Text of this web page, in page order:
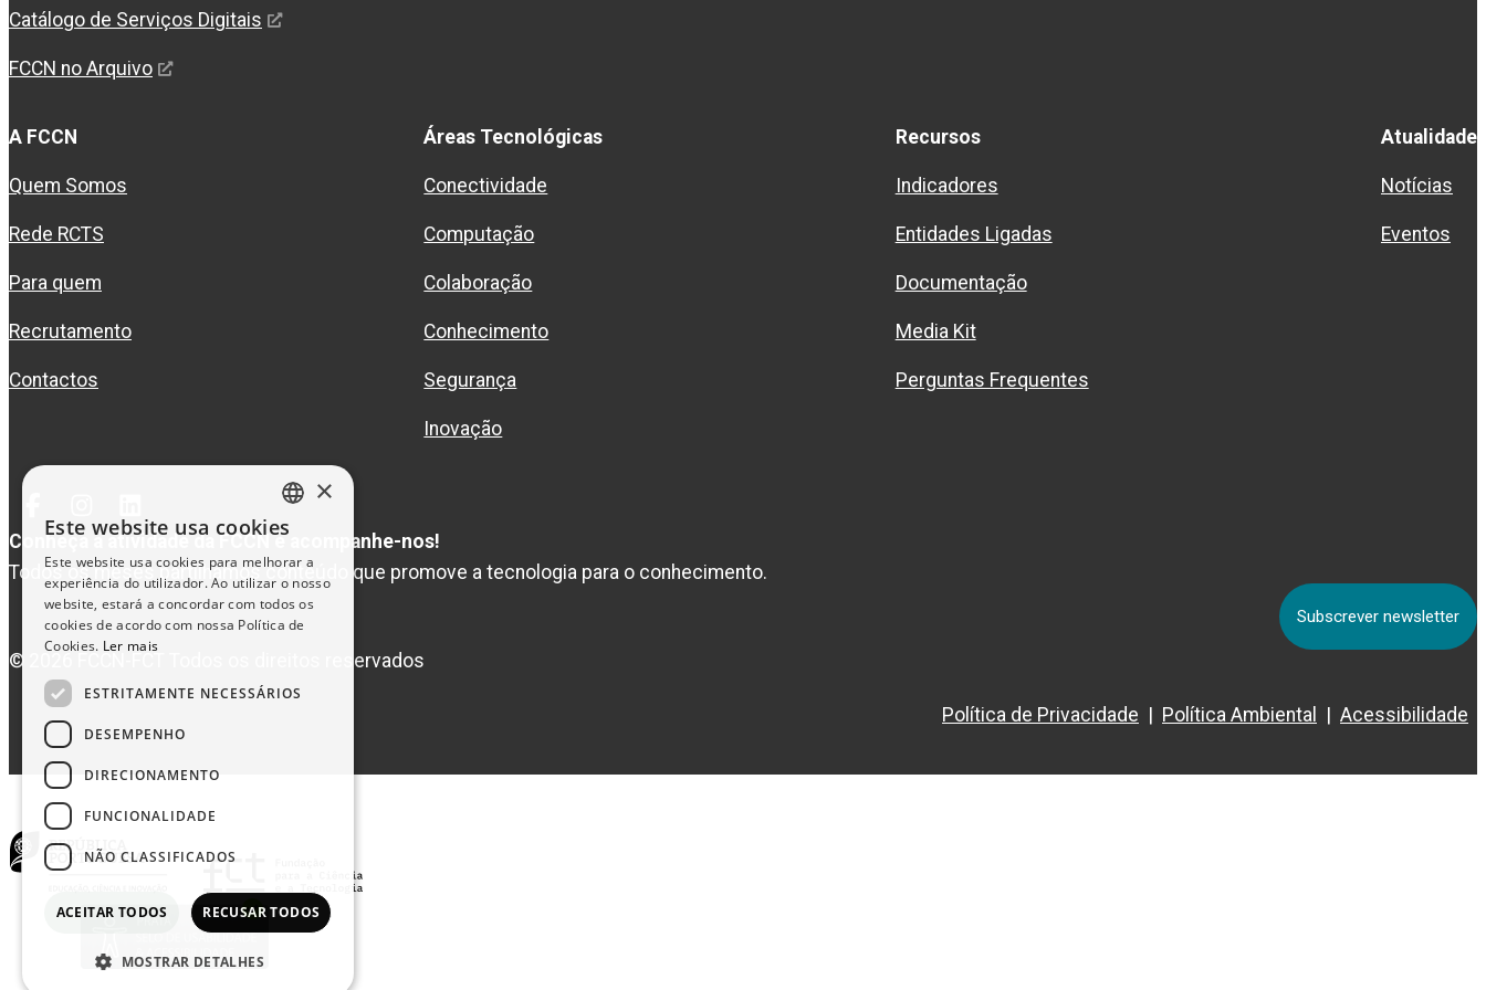
Catálogo de Serviços Digitais
FCCN no Arquivo
A FCCN
Quem Somos
Rede RCTS
Para quem
Recrutamento
Contactos
Áreas Tecnológicas
Conectividade
Computação
Colaboração
Conhecimento
Segurança
Inovação
Recursos
Indicadores
Entidades Ligadas
Documentação
Media Kit
Perguntas Frequentes
Atualidade
Notícias
Eventos
FacebookInstagramLinked
In
Conheça a atividade da FCCN e acompanhe-nos!
Todos os meses partilhámos conteúdo que promove a tecnologia para o conhecimento.
Subscrever newsletter
© 2026 FCCN-FCT Todos os direitos reservados
Política de Privacidade Política Ambiental Acessibilidade
PORTUGUESE
ENGLISH
×
Este website usa cookies
Este website usa cookies para melhorar a
experiência do utilizador. Ao utilizar o nosso
website, estará a concordar com todos os
cookies de acordo com nossa Política de
Cookies. Ler mais
ESTRITAMENTE NECESSÁRIOS
DESEMPENHO
DIRECIONAMENTO
FUNCIONALIDADE
NÃO CLASSIFICADOS
ACEITAR TODOS RECUSAR TODOS
MOSTRAR DETALHES